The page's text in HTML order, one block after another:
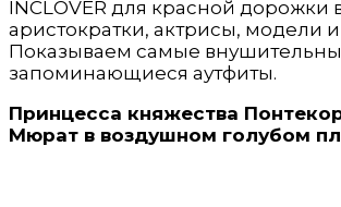
INCLOVER для красной дорожки
аристократки, актрисы, модели
Показываем самые
запоминающиеся аутфиты.
Принцесса княжества
Мюрат в воздушном голубом